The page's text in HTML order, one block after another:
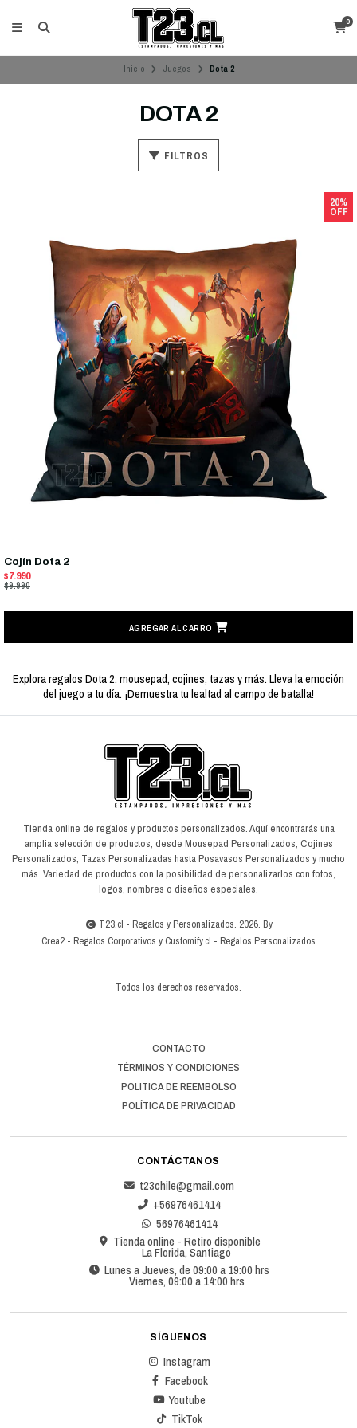
0
Inicio Juegos Dota 2
DOTA 2
FILTROS
20%
OFF
Cojín Dota 2
$7.990
$9.990
AGREGAR AL CARRO
Explora regalos Dota 2: mousepad, cojines, tazas y más. Lleva la emoción
del juego a tu día. ¡Demuestra tu lealtad al campo de batalla!
Tienda online de regalos y productos personalizados. Aquí encontrarás una
amplia selección de productos, desde Mousepad Personalizados, Cojines
Personalizados, Tazas Personalizadas hasta Posavasos Personalizados y mucho
más. Variedad de productos con la posibilidad de personalizarlos con fotos,
logos, nombres o diseños especiales.
T23.cl - Regalos y Personalizados. 2026. By
Crea2 - Regalos Corporativos y Customify.cl - Regalos Personalizados
Todos los derechos reservados.
CONTACTO
TÉRMINOS Y CONDICIONES
POLITICA DE REEMBOLSO
POLÍTICA DE PRIVACIDAD
CONTÁCTANOS
t23chile@gmail.com
+56976461414
56976461414
Tienda online - Retiro disponible
La Florida, Santiago
Lunes a Jueves, de 09:00 a 19:00 hrs
Viernes, 09:00 a 14:00 hrs
SÍGUENOS
Instagram
Facebook
Youtube
TikTok